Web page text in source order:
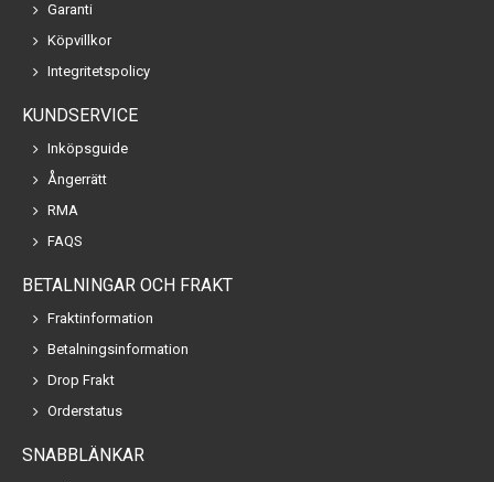
Garanti
Köpvillkor
Integritetspolicy
KUNDSERVICE
Inköpsguide
Ångerrätt
RMA
FAQS
BETALNINGAR OCH FRAKT
Fraktinformation
Betalningsinformation
Drop Frakt
Orderstatus
SNABBLÄNKAR